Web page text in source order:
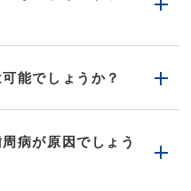
能でしょうか？
病が原因でしょう